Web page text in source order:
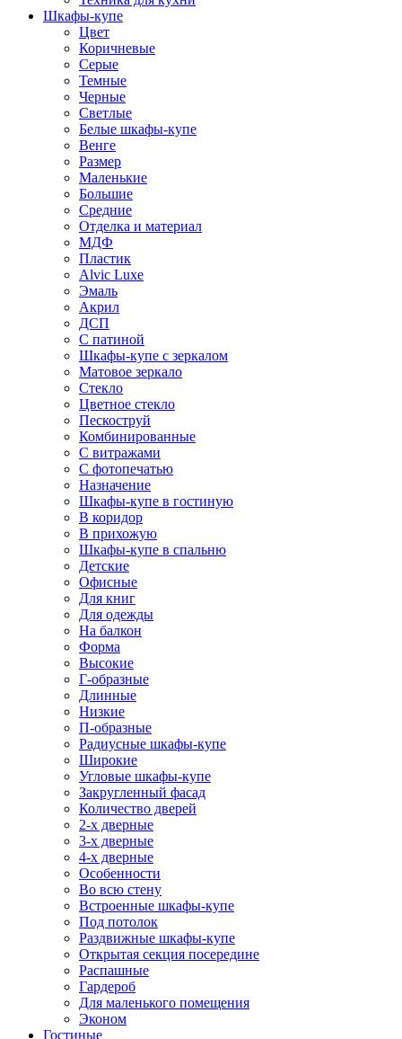
Шкафы-купе
Цвет
Коричневые
Серые
Темные
Черные
Светлые
Белые шкафы-купе
Венге
Размер
Маленькие
Большие
Средние
Отделка и материал
МДФ
Пластик
Alvic Luxe
Эмаль
Акрил
ДСП
С патиной
Шкафы-купе с зеркалом
Матовое зеркало
Стекло
Цветное стекло
Пескоструй
Комбинированные
С витражами
С фотопечатью
Назначение
Шкафы-купе в гостиную
В коридор
В прихожую
Шкафы-купе в спальню
Детские
Офисные
Для книг
Для одежды
На балкон
Форма
Высокие
Г-образные
Длинные
Низкие
П-образные
Радиусные шкафы-купе
Широкие
Угловые шкафы-купе
Закругленный фасад
Количество дверей
2-х дверные
3-х дверные
4-х дверные
Особенности
Во всю стену
Встроенные шкафы-купе
Под потолок
Раздвижные шкафы-купе
Открытая секция посередине
Распашные
Гардероб
Для маленького помещения
Эконом
Гостиные